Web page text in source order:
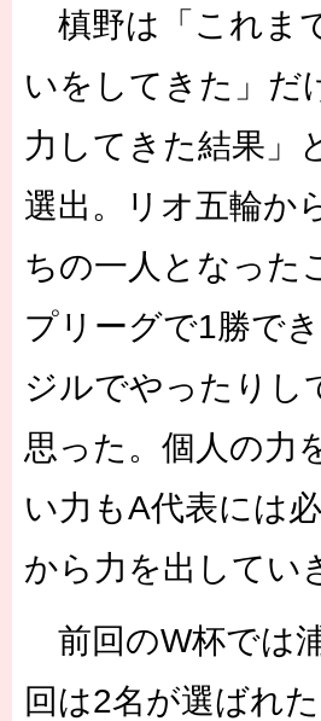
槙野は「これま
いをしてきた」だ
力してきた結果」
選出。リオ五輪か
ちの一人となった
プリーグで1勝で
ジルでやったりし
思った。個人の力
い力もA代表には
から力を出してい
前回のW杯では
回は2名が選ばれ